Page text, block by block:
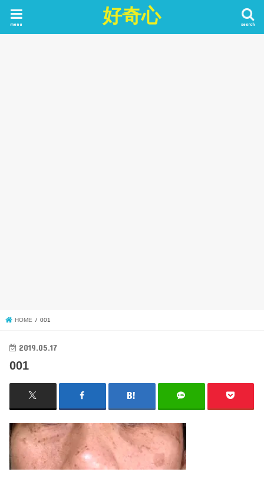
好奇心 search
menu
HOME 001
2019.05.17
001